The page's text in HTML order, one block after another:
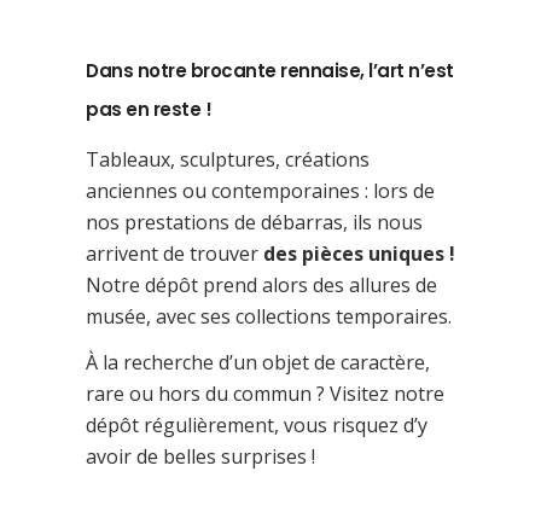
Dans notre brocante rennaise, l’art n’est
pas en reste !
Tableaux, sculptures, créations
anciennes ou contemporaines : lors de
nos prestations de débarras, ils nous
arrivent de trouver des pièces uniques !
Notre dépôt prend alors des allures de
musée, avec ses collections temporaires.
À la recherche d’un objet de caractère,
rare ou hors du commun ? Visitez notre
dépôt régulièrement, vous risquez d’y
avoir de belles surprises !